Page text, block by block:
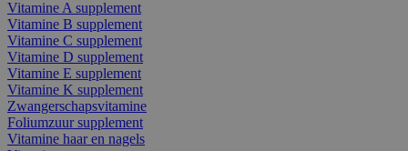
Vitamine A supplement
Vitamine B supplement
Vitamine C supplement
Vitamine D supplement
Vitamine E supplement
Vitamine K supplement
Zwangerschapsvitamine
Foliumzuur supplement
Vitamine haar en nagels